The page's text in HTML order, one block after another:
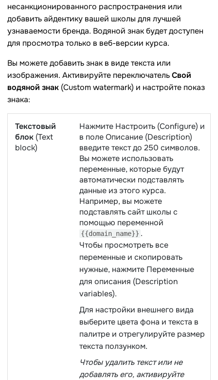
несанкционированного распространения или
добавить айдентику вашей школы для лучшей
узнаваемости бренда. Водяной знак будет доступен
для просмотра только в веб-версии курса.
Вы можете добавить знак в виде текста или
изображения. Активируйте переключательСвой
водяной знак (Custom watermark) и настройте показ
знака:
Текстовый
блок (Text
block)
Нажмите Настроить (Configure) и
в поле Описание (Description)
введите текст до 250 символов.
Вы можете использовать
переменные, которые будут
автоматически подставлять
данные из этого курса.
Например, вы можете
подставлять сайт школы с
помощью переменной
{{domain_name}} .
Чтобы просмотреть все
переменные и скопировать
нужные, нажмите Переменные
для описания (Description
variables).
Для настройки внешнего вида
выберите цвета фона и текста в
палитре и отрегулируйте размер
текста ползунком.
Чтобы удалить текст или не
добавлять его, активируйте